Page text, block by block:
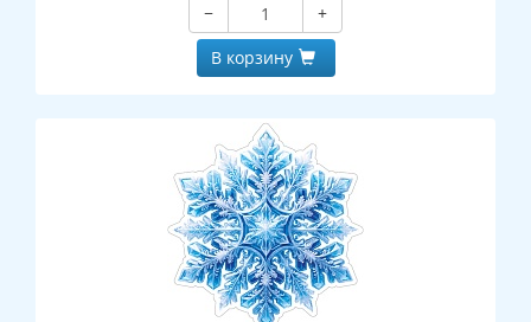
−
+
В корзину